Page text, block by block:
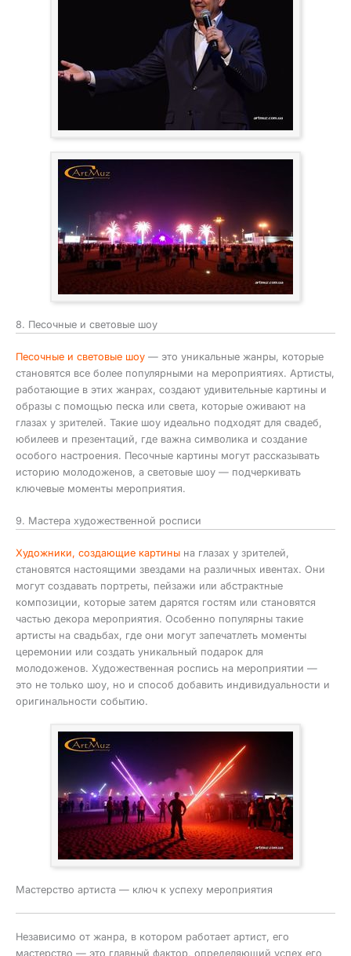
8. Песочные и световые шоу
Песочные и световые шоу — это уникальные жанры, которые
становятся все более популярными на мероприятиях. Артисты,
работающие в этих жанрах, создают удивительные картины и
образы с помощью песка или света, которые оживают на
глазах у зрителей. Такие шоу идеально подходят для свадеб,
юбилеев и презентаций, где важна символика и создание
особого настроения. Песочные картины могут рассказывать
историю молодоженов, а световые шоу — подчеркивать
ключевые моменты мероприятия.
9. Мастера художественной росписи
Художники, создающие картины на глазах у зрителей,
становятся настоящими звездами на различных ивентах. Они
могут создавать портреты, пейзажи или абстрактные
композиции, которые затем дарятся гостям или становятся
частью декора мероприятия. Особенно популярны такие
артисты на свадьбах, где они могут запечатлеть моменты
церемонии или создать уникальный подарок для
молодоженов. Художественная роспись на мероприятии —
это не только шоу, но и способ добавить индивидуальности и
оригинальности событию.
Мастерство артиста — ключ к успеху мероприятия
Независимо от жанра, в котором работает артист, его
мастерство — это главный фактор, определяющий успех его